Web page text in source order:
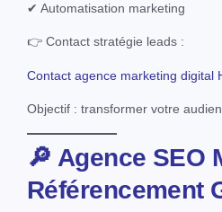
✔ Automatisation marketing
👉 Contact stratégie leads :
Contact agence marketing digital
Objectif : transformer votre
🔎 Agence SEO
Référencement